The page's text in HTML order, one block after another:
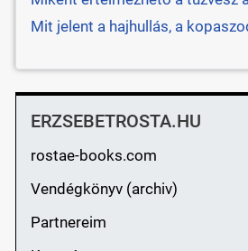
Mit jelent a hajhullás, a
ERZSEBETROSTA.HU
rostae-books.com
Vendégkönyv (archiv)
Partnereim